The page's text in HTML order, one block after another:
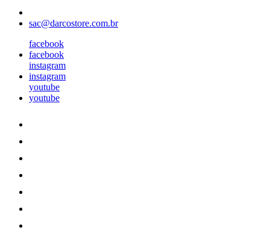
sac@darcostore.com.br
facebook
facebook
instagram
instagram
youtube
youtube